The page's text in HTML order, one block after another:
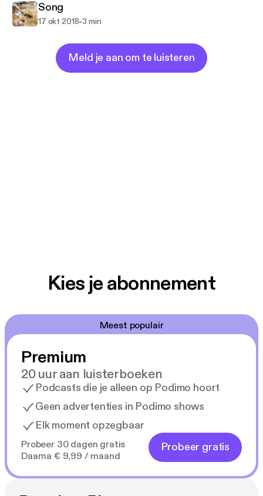
Song
17 okt 2018-3 min
Meld je aan om te luisteren
Kies je abonnement
Meest populair
Premium
20 uur aan luisterboeken
Podcasts die je alleen op Podimo hoort
Geen advertenties in Podimo shows
Elk moment opzegbaar
Probeer 30 dagen gratis
Daarna € 9,99 / maand
Probeer gratis